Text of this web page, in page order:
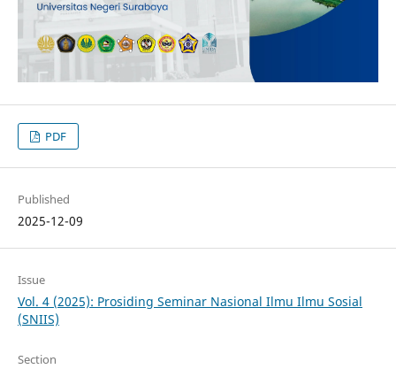
PDF
Published
2025-12-09
Issue
Vol. 4 (2025): Prosiding Seminar Nasional Ilmu Ilmu Sosial
(SNIIS)
Section